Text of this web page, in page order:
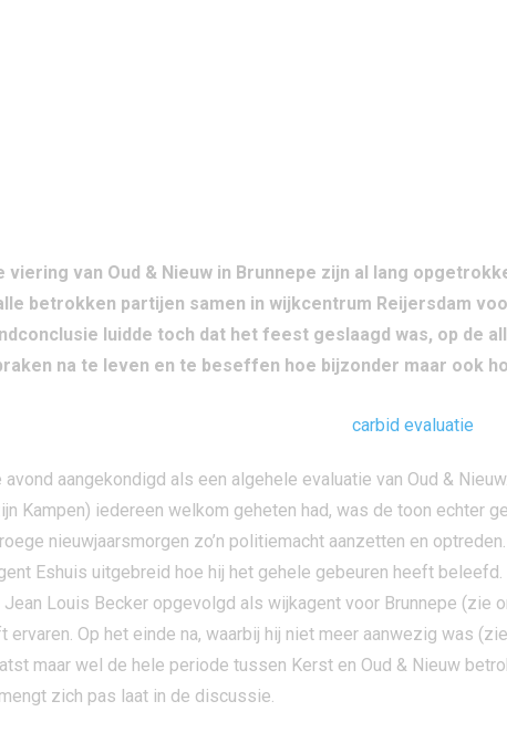
viering van Oud & Nieuw in Brunnepe zijn al lang
betrokken partijen samen in wijkcentrum Reijersdam
luidde toch dat het feest geslaagd was, op de
na te leven en te beseffen hoe bijzonder maar ook
aangekondigd als een algehele evaluatie van Oud &
Kampen) iedereen welkom geheten had, was de toon echter
nieuwjaarsmorgen zo’n politiemacht aanzetten en
Eshuis uitgebreid hoe hij het gehele gebeuren heeft
Louis Becker opgevolgd als wijkagent voor Brunnepe (zie
Op het einde na, waarbij hij niet meer aanwezig was
maar wel de hele periode tussen Kerst en Oud & Nieuw
zich pas laat in de discussie.